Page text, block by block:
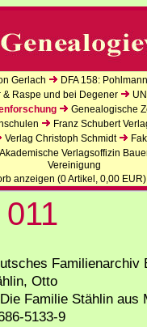
Gerlach
DFA 158:
Raspe und bei Degener
Genealogische
Franz Schubert
Verlag Christoph Schmidt
Akademische Verlagsoffizin
Vereinigung
anzeigen (0Artikel, 0,00 EUR)
Familienarchiv
Otto
Die Familie Stählin aus
5133-9